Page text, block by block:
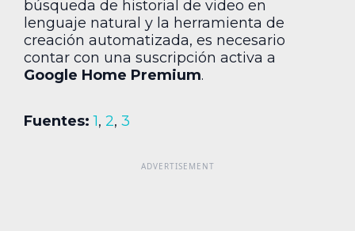
búsqueda de historial de video en
lenguaje natural y la herramienta de
creación automatizada, es necesario
contar con una suscripción activa a
Google Home Premium.
Fuentes: 1, 2, 3